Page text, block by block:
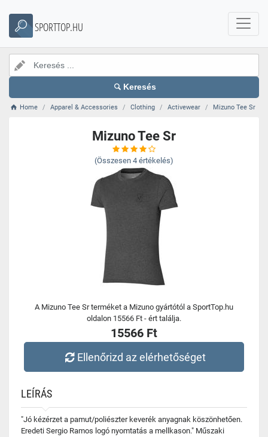
SPORTTOP.HU
Keresés
Home Apparel & Accessories Clothing Activewear Mizuno Tee Sr
Mizuno Tee Sr
(Összesen 4 értékelés)
A Mizuno Tee Sr terméket a Mizuno gyártótól a SportTop.hu
oldalon 15566 Ft - ért találja.
15566 Ft
Ellenőrizd az elérhetőséget
LEÍRÁS
"Jó kézérzet a pamut/poliészter keverék anyagnak köszönhetően.
Eredeti Sergio Ramos logó nyomtatás a mellkason." Műszaki